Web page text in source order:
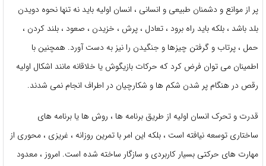
پر از موانع و دشمنان طبیعی و انسانی ، انسان اولیه باید نه تنها نحوه دویدن
بلد باشد ، بلکه باید راه برود ، تعادل ، پرش ، خزیدن ، صعود ، بلند کردن ،
حمل ، پرتاب و گرفتن چیزها و جنگیدن را نیز به دست آورد. همچنین با
اطمینان می توان فرض کرد که حرکات بازیگوش یا خلاقانه مانند اشکال اولیه
رقص در هنگام پر شدن شکم ها و شکارچیان در اطراف انجام نمی شدند.
قدرت و تحرک انسان اولیه از طریق برنامه ها ، روش ها یا برنامه های
ساختاری توسعه نیافته است ، بلکه این امر با تمرین روزانه ، غریزی ، محوری از
مهارت های حرکتی بسیار کاربردی و سازگار ساخته شده است. امروز ، معدود